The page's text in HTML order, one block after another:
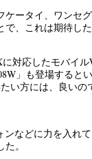
ケータイ、ワンセ
で、これは期待し
対応したモバイ
」も登場すると
い方には、良いの
ンなどに力を入れ
。